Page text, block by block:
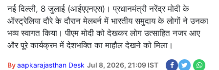
नई दिल्ली, 8 जुलाई (आईएएनएस)। प्रधानमंत्री नरेंद्र मोदी के
ऑस्ट्रेलिया दौरे के दौरान मेलबर्न में भारतीय समुदाय के लोगों ने उनका
भव्य स्वागत किया। पीएम मोदी को देखकर लोग उत्साहित नजर आए
और पूरे कार्यक्रम में देशभक्ति का माहौल देखने को मिला।
Byaapkarajasthan Desk Jul 8, 2026, 21:09 IST